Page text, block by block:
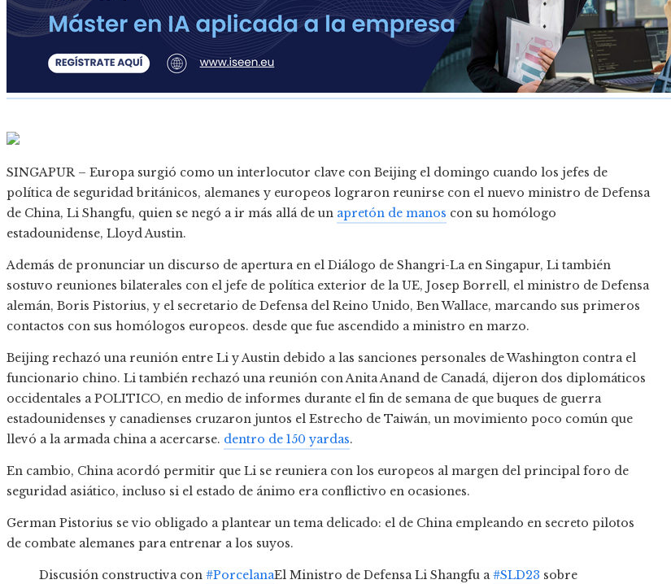
SINGAPUR – Europa surgió como un interlocutor clave con Beijing el domingo cuando los jefes de
política de seguridad británicos, alemanes y europeos lograron reunirse con el nuevo ministro de Defensa
de China, Li Shangfu, quien se negó a ir más allá de un apretón de manos con su homólogo
estadounidense, Lloyd Austin.
Además de pronunciar un discurso de apertura en el Diálogo de Shangri-La en Singapur, Li también
sostuvo reuniones bilaterales con el jefe de política exterior de la UE, Josep Borrell, el ministro de Defensa
alemán, Boris Pistorius, y el secretario de Defensa del Reino Unido, Ben Wallace, marcando sus primeros
contactos con sus homólogos europeos. desde que fue ascendido a ministro en marzo.
Beijing rechazó una reunión entre Li y Austin debido a las sanciones personales de Washington contra el
funcionario chino. Li también rechazó una reunión con Anita Anand de Canadá, dijeron dos diplomáticos
occidentales a POLITICO, en medio de informes durante el fin de semana de que buques de guerra
estadounidenses y canadienses cruzaron juntos el Estrecho de Taiwán, un movimiento poco común que
llevó a la armada china a acercarse. dentro de 150 yardas.
En cambio, China acordó permitir que Li se reuniera con los europeos al margen del principal foro de
seguridad asiático, incluso si el estado de ánimo era conflictivo en ocasiones.
German Pistorius se vio obligado a plantear un tema delicado: el de China empleando en secreto pilotos
de combate alemanes para entrenar a los suyos.
Discusión constructiva con #PorcelanaEl Ministro de Defensa Li Shangfu a#SLD23 sobre